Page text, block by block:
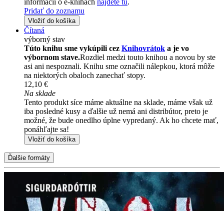
Pridať do zoznamu
Vložiť do košíka
Čítaná
výborný stav
Túto knihu sme vykúpili cez Knihovrátok a je vo
výbornom stave.Rozdiel medzi touto knihou a novou by ste
asi ani nespoznali. Knihu sme označili nálepkou, ktorá môže
na niektorých obaloch zanechať stopy.
12,10 €
Na sklade
Tento produkt síce máme aktuálne na sklade, máme však už
iba posledné kusy a ďalšie už nemá ani distribútor, preto je
možné, že bude onedlho úplne vypredaný. Ak ho chcete mať,
ponáhľajte sa!
Vložiť do košíka
Ďalšie formáty